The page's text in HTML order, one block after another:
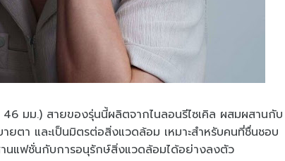
มม.) สายของรุ่นนี้ผลิตจากไนลอนรีไซเคิล ผสมผสานกับ
ตา และเป็นมิตรต่อสิ่งแวดล้อม เหมาะสำหรับคนที่ชื่นชอบ
แฟชั่นกับการอนุรักษ์สิ่งแวดล้อมได้อย่างลงตัว